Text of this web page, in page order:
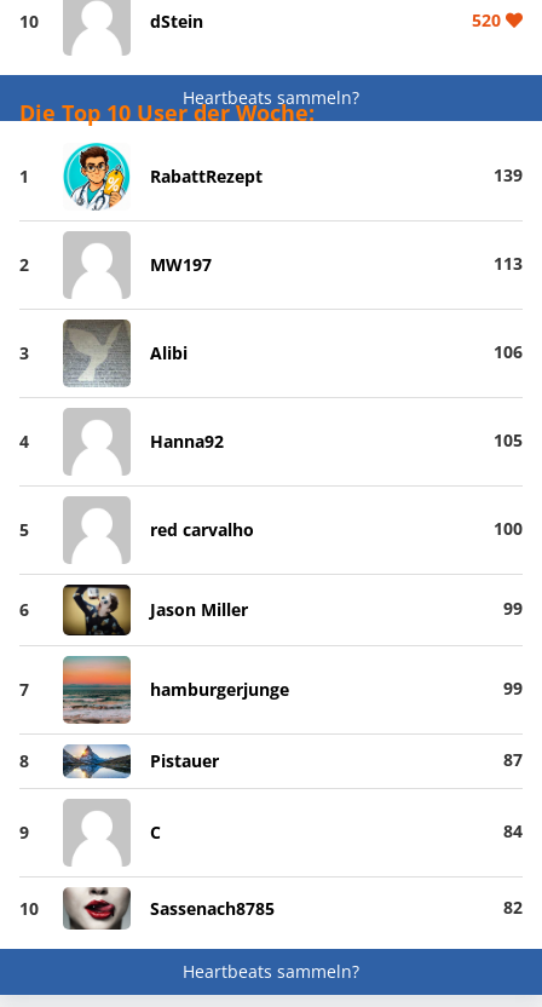
10 dStein 520
Heartbeats sammeln?
Die Top 10 User der Woche:
1 RabattRezept 139
2 MW197 113
3 Alibi 106
4 Hanna92 105
5 red carvalho 100
6 Jason Miller 99
7 hamburgerjunge 99
8 Pistauer 87
9 C 84
10 Sassenach8785 82
Heartbeats sammeln?